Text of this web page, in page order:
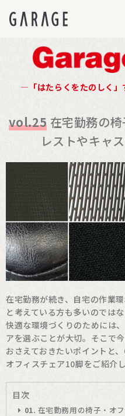
―「はたらくをたのしく
vol.25 在宅勤務の
レストやキャ
在宅勤務が続き、自宅の作業
と考えている方も多いのではな
快適な環境づくりのためには
アを選ぶことが大切。そこで
おさえておきたいポイントと
オフィスチェア10脚をご紹介し
目次
01. 在宅勤務用の椅子・オ